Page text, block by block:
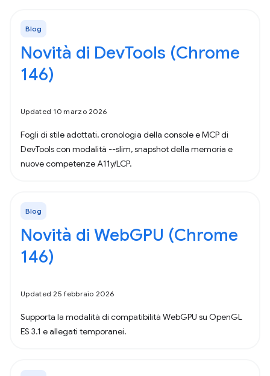
Blog
Novità di DevTools (Chrome
146)
Updated 10 marzo 2026
Fogli di stile adottati, cronologia della console e MCP di
DevTools con modalità --slim, snapshot della memoria e
nuove competenze A11y/LCP.
Blog
Novità di WebGPU (Chrome
146)
Updated 25 febbraio 2026
Supporta la modalità di compatibilità WebGPU su OpenGL
ES 3.1 e allegati temporanei.